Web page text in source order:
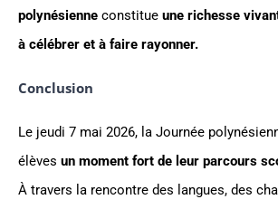
polynésienne constitue une richesse
à célébrer et à faire rayonner.
Conclusion
Le jeudi 7 mai 2026, la Journée
élèves un moment fort de leur parcours
À travers la rencontre des langues, des